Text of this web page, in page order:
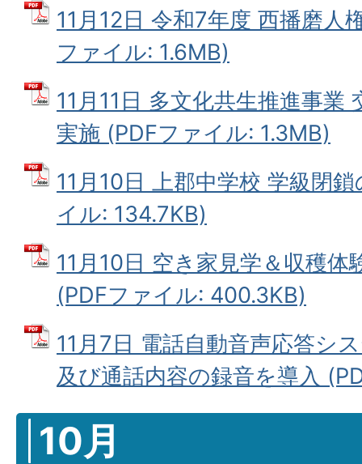
11月12日 令和7年度 西播磨人
ファイル: 1.6MB)
11月11日 多文化共生推進事業
実施 (PDFファイル: 1.3MB)
11月10日 上郡中学校 学級閉
イル: 134.7KB)
11月10日 空き家見学＆収穫
(PDFファイル: 400.3KB)
11月7日 電話自動音声応答シ
及び通話内容の録音を導入
10月